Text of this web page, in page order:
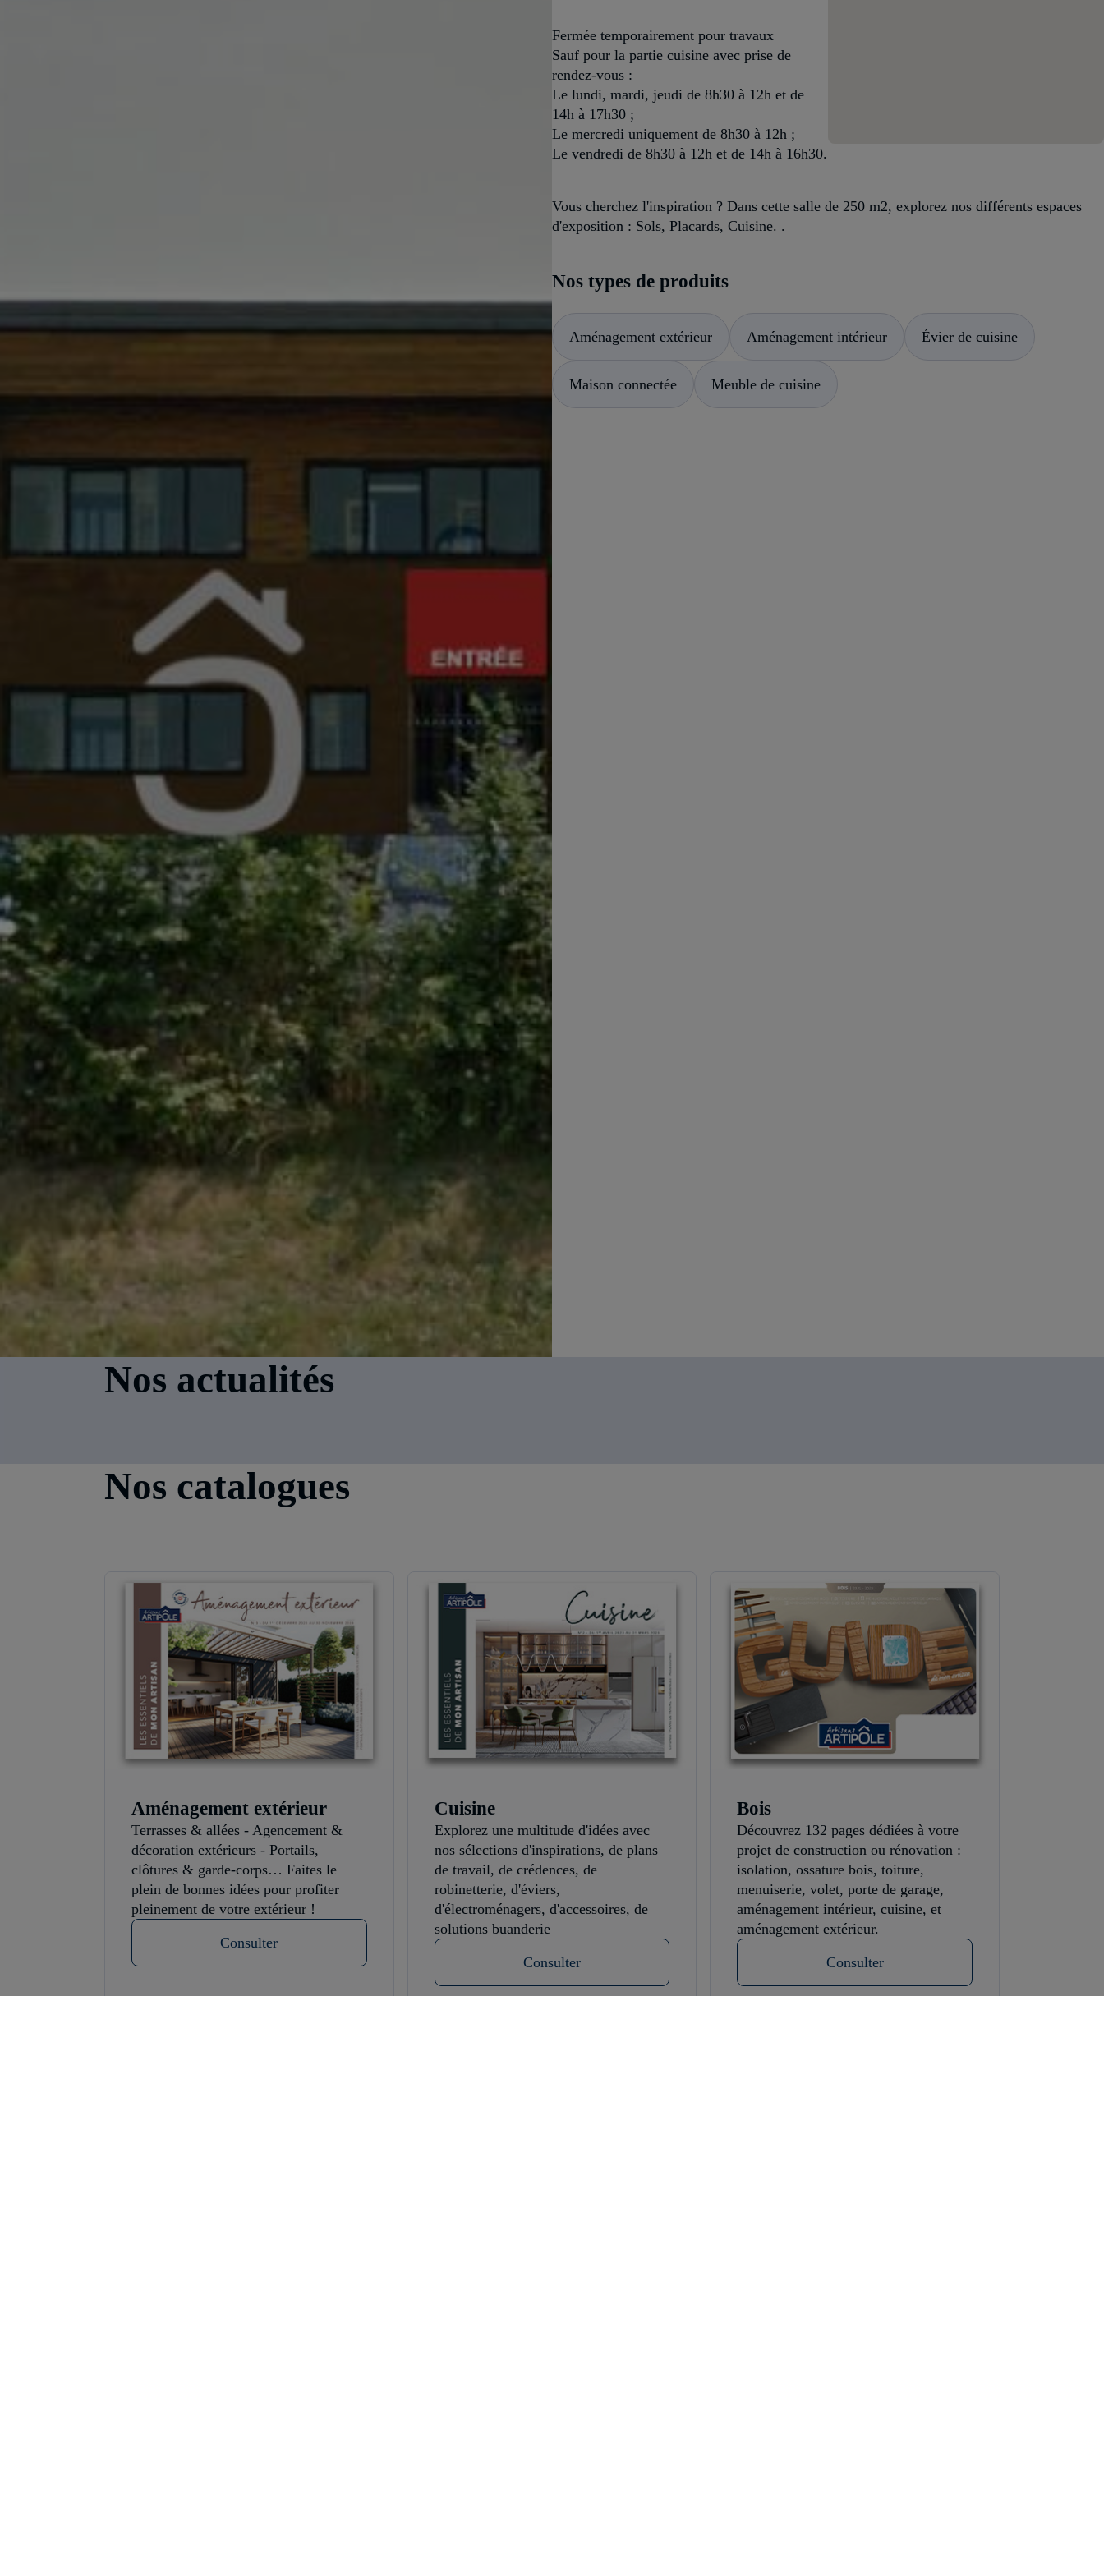
Fermée temporairement pour travaux
Sauf pour la partie cuisine avec prise de
rendez-vous :
Le lundi, mardi, jeudi de 8h30 à 12h et de
14h à 17h30 ;
Le mercredi uniquement de 8h30 à 12h ;
Le vendredi de 8h30 à 12h et de 14h à 16h30.
Vous cherchez l'inspiration ? Dans cette salle de 250 m2, explorez nos différents espaces
d'exposition : Sols, Placards, Cuisine. .
Nos types de produits
Aménagement extérieur Aménagement intérieur Évier de cuisine
Maison connectée Meuble de cuisine
Nos actualités
Nos catalogues
Aménagement extérieur
Terrasses & allées - Agencement &
décoration extérieurs - Portails,
clôtures & garde-corps… Faites le
plein de bonnes idées pour profiter
pleinement de votre extérieur !
Consulter
Cuisine
Explorez une multitude d'idées avec
nos sélections d'inspirations, de plans
de travail, de crédences, de
robinetterie, d'éviers,
d'électroménagers, d'accessoires, de
solutions buanderie
Consulter
Bois
Découvrez 132 pages dédiées à votre
projet de construction ou rénovation :
isolation, ossature bois, toiture,
menuiserie, volet, porte de garage,
aménagement intérieur, cuisine, et
aménagement extérieur.
Consulter